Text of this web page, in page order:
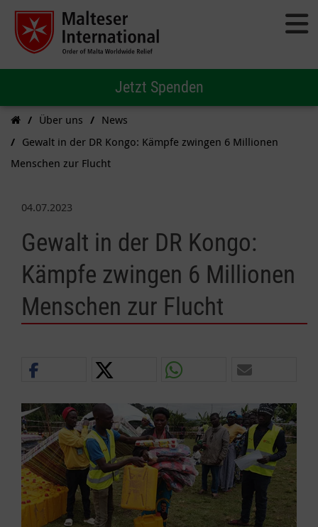
Jetzt Spenden
Über uns
News
Gewalt in der DR Kongo: Kämpfe zwingen 6 Millionen
Menschen zur Flucht
04.07.2023
Gewalt in der DR Kongo:
Kämpfe zwingen 6 Millionen
Menschen zur Flucht